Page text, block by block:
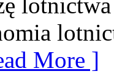
More ]